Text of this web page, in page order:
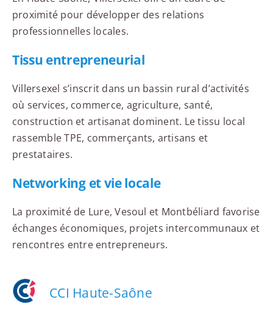
proximité pour développer des relations
professionnelles locales.
Tissu entrepreneurial
Villersexel s’inscrit dans un bassin rural d’activités
où services, commerce, agriculture, santé,
construction et artisanat dominent. Le tissu local
rassemble TPE, commerçants, artisans et
prestataires.
Networking et vie locale
La proximité de Lure, Vesoul et Montbéliard favorise
échanges économiques, projets intercommunaux et
rencontres entre entrepreneurs.
CCI Haute-Saône